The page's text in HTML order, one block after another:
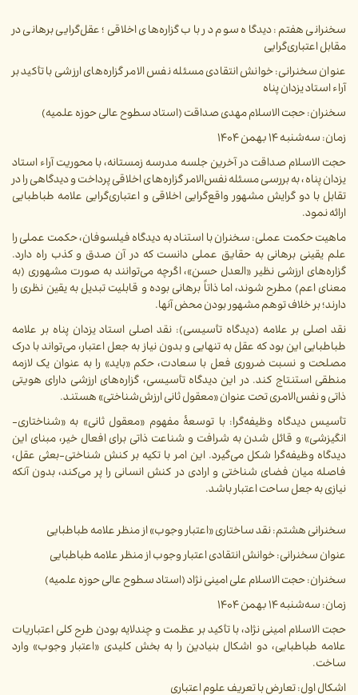
سخنرانی هفتم: دیدگاه سوم در باب گزاره‌های اخلاقی؛ عقل‌گرایی برهانی در
مقابل اعتباری‌گرایی
عنوان سخنرانی: خوانش انتقادی مسئله نفس الامر گزاره‌های ارزشی با تأکید بر
آراء استاد یزدان پناه
سخنران: حجت الاسلام مهدی صداقت (استاد سطوح عالی حوزه علمیه)
زمان: سه‌شنبه ۱۴ بهمن ۱۴۰۴
حجت الاسلام صداقت در آخرین جلسه مدرسه زمستانه، با محوریت آراء استاد
یزدان پناه، به بررسی مسئله نفس‌الامر گزاره‌های اخلاقی پرداخت و دیدگاهی را در
تقابل با دو گرایش مشهور واقع‌گرایی اخلاقی و اعتباری‌گرایی علامه طباطبایی
ارائه نمود.
ماهیت حکمت عملی: سخنران با استناد به دیدگاه فیلسوفان، حکمت عملی را
علم یقینی برهانی به حقایق عملی دانست که در آن صدق و کذب راه دارد.
گزاره‌های ارزشی نظیر «العدل حسن»، اگرچه می‌توانند به صورت مشهوری (به
معنای اعم) مطرح شوند، اما ذاتاً برهانی بوده و قابلیت تبدیل به یقین نظری را
دارند؛ بر خلاف توهم مشهور بودن محض آنها.
نقد اصلی بر علامه (دیدگاه تأسیسی): نقد اصلی استاد یزدان پناه بر علامه
طباطبایی این بود که عقل به تنهایی و بدون نیاز به جعل اعتبار، می‌تواند با درک
مصلحت و نسبت ضروری فعل با سعادت، حکم «باید» را به عنوان یک لازمه
منطقی استنتاج کند. در این دیدگاه تأسیسی، گزاره‌های ارزشی دارای هویتی
ذاتی و نفس‌الامری تحت عنوان «معقول ثانی ارزش‌شناختی» هستند.
تأسیس دیدگاه وظیفه‌گرا: با توسعۀ مفهوم «معقول ثانی» به «شناختاری-
انگیزشی» و قائل شدن به شرافت و شناعت ذاتی برای افعال خیر، مبنای این
دیدگاه وظیفه‌گرا شکل می‌گیرد. این امر با تکیه بر کنش شناختی-بعثی عقل،
فاصله میان فضای شناختی و ارادی در کنش انسانی را پر می‌کند، بدون آنکه
نیازی به جعل ساحت اعتبار باشد.
سخنرانی هشتم: نقد ساختاری «اعتبار وجوب» از منظر علامه طباطبایی
عنوان سخنرانی: خوانش انتقادی اعتبار وجوب از منظر علامه طباطبایی
سخنران: حجت الاسلام علی امینی نژاد (استاد سطوح عالی حوزه علمیه)
زمان: سه‌شنبه ۱۴ بهمن ۱۴۰۴
حجت الاسلام امینی نژاد، با تأکید بر عظمت و چندلایه بودن طرح کلی اعتباریات
علامه طباطبایی، دو اشکال بنیادین را به بخش کلیدی «اعتبار وجوب» وارد
ساخت.
اشکال اول: تعارض با تعریف علوم اعتباری